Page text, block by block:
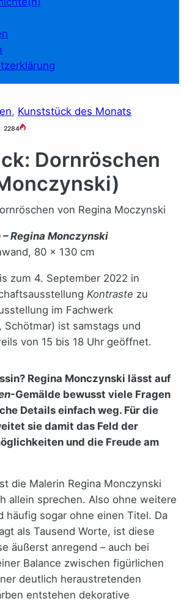
, Kunststück des Monats
2284
Dornröschen
Regina Monczynski
80 x 130 cm
zum 4. September 2022 in
Kontraste zu
im Fachwerk
Schötmar) ist samstags und
von 15 bis 18 Uhr geöffnet.
Regina Monczynski lässt auf
-Gemälde bewusst viele Fragen
Details einfach weg. Für die
sie damit das Feld der
und die Freude am
die Malerin Regina Monczynski
allein sprechen. Also ohne weitere
häufig sogar ohne einen Titel. Da
als Tausend Worte, ist diese
äußerst anregend – auch bei
Balance zwischen figürlichen
deutlich heraustretenden
entstehen dekorative